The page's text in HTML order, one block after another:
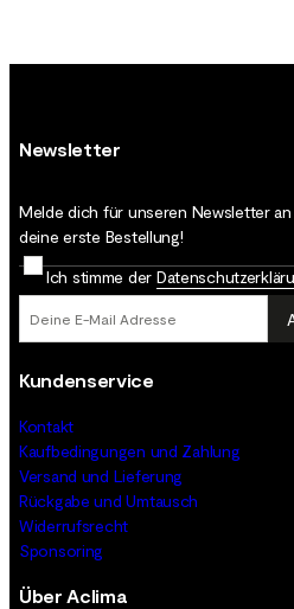
Newsletter
Melde dich für unseren Newsletter an
deine erste Bestellung!
Ich stimme der
Kundenservice
Kontakt
Kaufbedingungen und Zahlung
Versand und Lieferung
Rückgabe und Umtausch
Widerrufsrecht
Sponsoring
Über Aclima